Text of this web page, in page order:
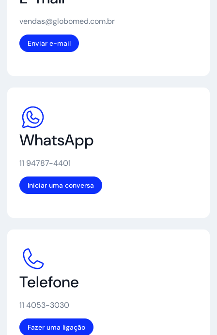
vendas@globomed.com.br
Enviar e-mail
WhatsApp
11 94787-4401
Iniciar uma conversa
Telefone
11 4053-3030
Fazer uma ligação